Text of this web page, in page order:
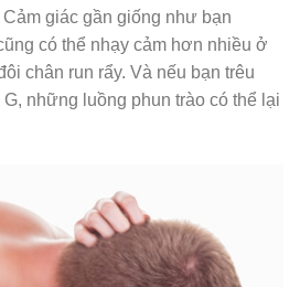
Cảm giác gần giống như bạn
có thể nhạy cảm hơn nhiều ở
chân run rẩy. Và nếu bạn trêu
những luồng phun trào có thể lại